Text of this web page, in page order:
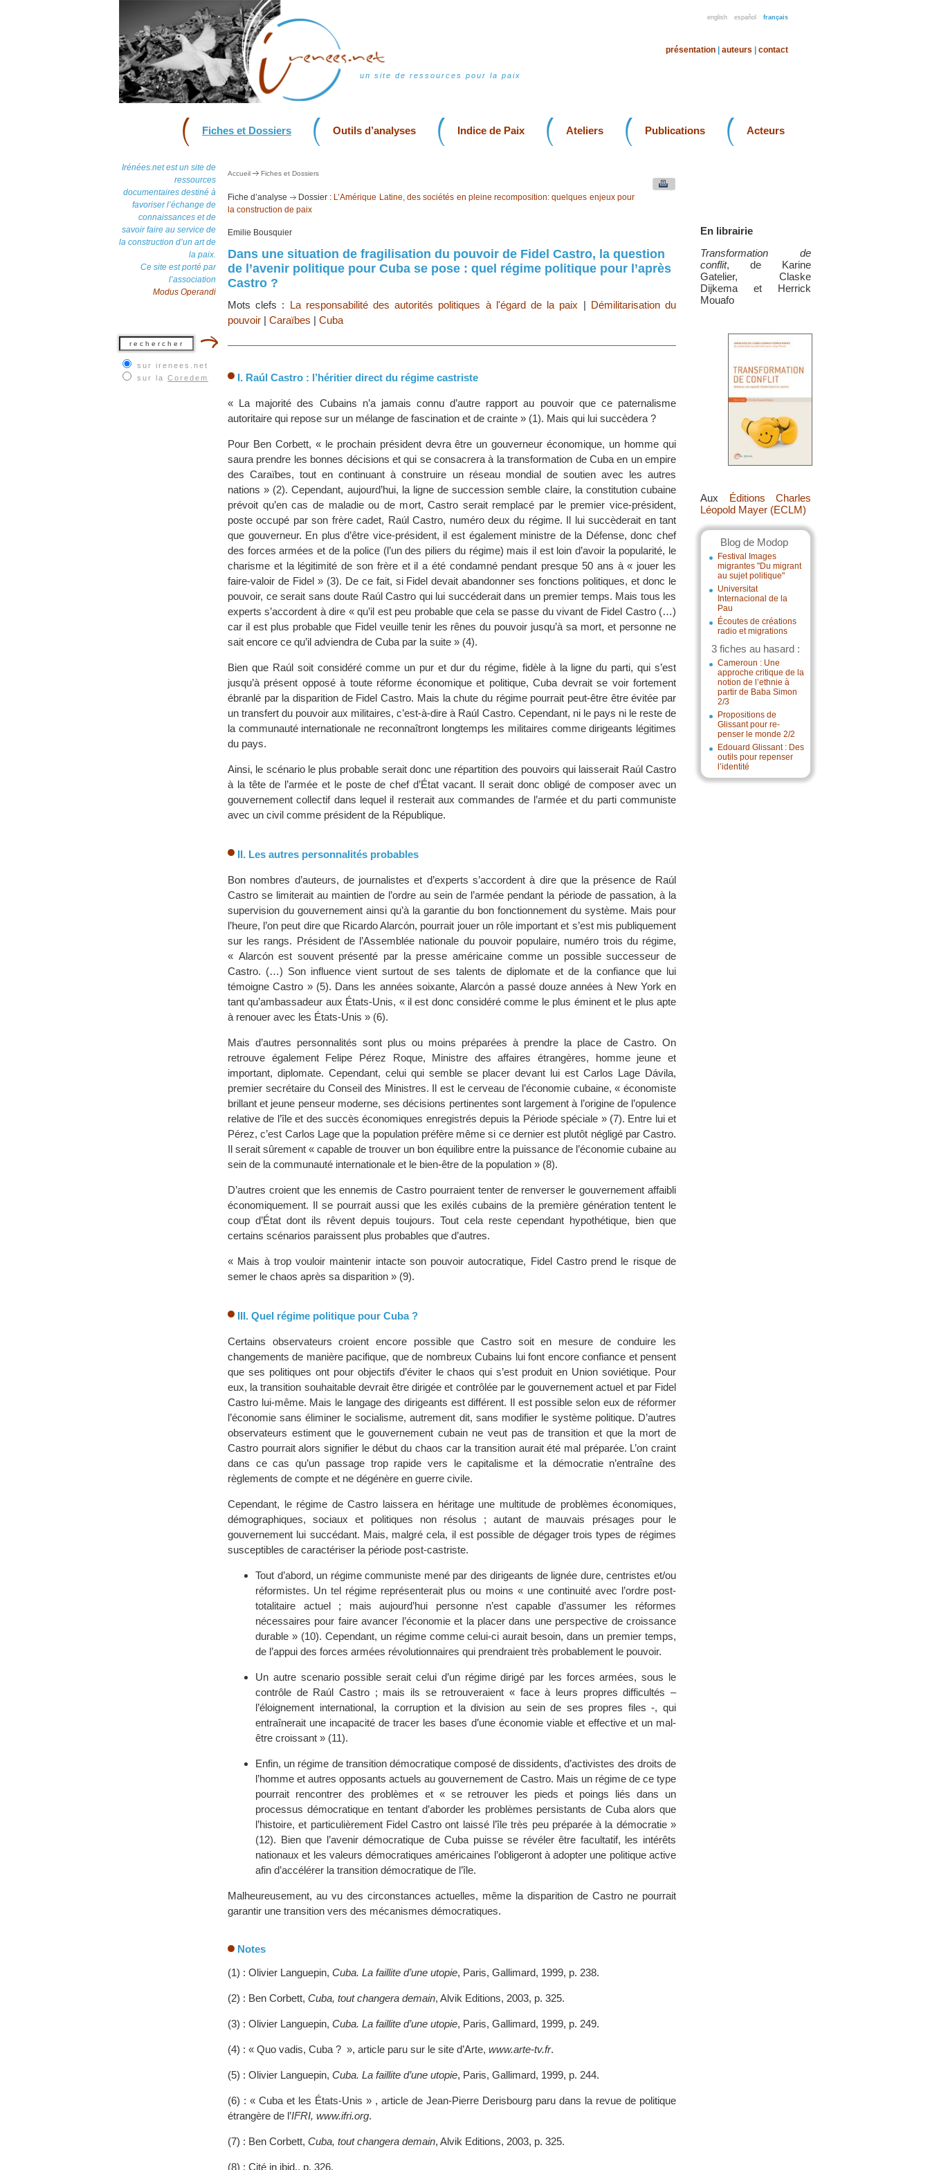
english español français
un site de ressources pour la paix
présentation auteurs contact
Fiches et Dossiers Outils d’analyses Indice de Paix Ateliers Publications Acteurs
Irénées.net est un site de
ressources
documentaires destiné à
favoriser l’échange de
connaissances et de
savoir faire au service de
la construction d’un art de
la paix.
Ce site est porté par
l’association
Modus Operandi
sur irenees.net
sur la Coredem
En librairie
Transformation de
conflit, de Karine
Gatelier, Claske
Dijkema et Herrick
Mouafo
Aux Éditions Charles
Léopold Mayer (ECLM)
Blog de Modop
Festival Images
migrantes "Du migrant
au sujet politique"
Universitat
Internacional de la
Pau
Écoutes de créations
radio et migrations
3 fiches au hasard :
Cameroun : Une
approche critique de la
notion de l’ethnie à
partir de Baba Simon
2/3
Propositions de
Glissant pour re-
penser le monde 2/2
Edouard Glissant : Des
outils pour repenser
l’identité
Accueil Fiches et Dossiers
Fiche d’analyse Dossier : L’Amérique Latine, des sociétés en pleine recomposition: quelques enjeux pour
la construction de paix
Emilie Bousquier
Dans une situation de fragilisation du pouvoir de Fidel Castro, la question
de l’avenir politique pour Cuba se pose : quel régime politique pour l’après
Castro ?
Mots clefs : La responsabilité des autorités politiques à l'égard de la paix | Démilitarisation du
pouvoir | Caraïbes | Cuba
I. Raúl Castro : l’héritier direct du régime castriste
« La majorité des Cubains n’a jamais connu d’autre rapport au pouvoir que ce paternalisme
autoritaire qui repose sur un mélange de fascination et de crainte » (1). Mais qui lui succèdera ?
Pour Ben Corbett, « le prochain président devra être un gouverneur économique, un homme qui
saura prendre les bonnes décisions et qui se consacrera à la transformation de Cuba en un empire
des Caraïbes, tout en continuant à construire un réseau mondial de soutien avec les autres
nations » (2). Cependant, aujourd’hui, la ligne de succession semble claire, la constitution cubaine
prévoit qu’en cas de maladie ou de mort, Castro serait remplacé par le premier vice-président,
poste occupé par son frère cadet, Raúl Castro, numéro deux du régime. Il lui succèderait en tant
que gouverneur. En plus d’être vice-président, il est également ministre de la Défense, donc chef
des forces armées et de la police (l’un des piliers du régime) mais il est loin d’avoir la popularité, le
charisme et la légitimité de son frère et il a été condamné pendant presque 50 ans à « jouer les
faire-valoir de Fidel » (3). De ce fait, si Fidel devait abandonner ses fonctions politiques, et donc le
pouvoir, ce serait sans doute Raúl Castro qui lui succéderait dans un premier temps. Mais tous les
experts s’accordent à dire « qu’il est peu probable que cela se passe du vivant de Fidel Castro (…)
car il est plus probable que Fidel veuille tenir les rênes du pouvoir jusqu’à sa mort, et personne ne
sait encore ce qu’il adviendra de Cuba par la suite » (4).
Bien que Raúl soit considéré comme un pur et dur du régime, fidèle à la ligne du parti, qui s’est
jusqu’à présent opposé à toute réforme économique et politique, Cuba devrait se voir fortement
ébranlé par la disparition de Fidel Castro. Mais la chute du régime pourrait peut-être être évitée par
un transfert du pouvoir aux militaires, c’est-à-dire à Raúl Castro. Cependant, ni le pays ni le reste de
la communauté internationale ne reconnaîtront longtemps les militaires comme dirigeants légitimes
du pays.
Ainsi, le scénario le plus probable serait donc une répartition des pouvoirs qui laisserait Raúl Castro
à la tête de l’armée et le poste de chef d’État vacant. Il serait donc obligé de composer avec un
gouvernement collectif dans lequel il resterait aux commandes de l’armée et du parti communiste
avec un civil comme président de la République.
II. Les autres personnalités probables
Bon nombres d’auteurs, de journalistes et d’experts s’accordent à dire que la présence de Raúl
Castro se limiterait au maintien de l’ordre au sein de l’armée pendant la période de passation, à la
supervision du gouvernement ainsi qu’à la garantie du bon fonctionnement du système. Mais pour
l’heure, l’on peut dire que Ricardo Alarcón, pourrait jouer un rôle important et s’est mis publiquement
sur les rangs. Président de l’Assemblée nationale du pouvoir populaire, numéro trois du régime,
« Alarcón est souvent présenté par la presse américaine comme un possible successeur de
Castro. (…) Son influence vient surtout de ses talents de diplomate et de la confiance que lui
témoigne Castro » (5). Dans les années soixante, Alarcón a passé douze années à New York en
tant qu’ambassadeur aux États-Unis, « il est donc considéré comme le plus éminent et le plus apte
à renouer avec les États-Unis » (6).
Mais d’autres personnalités sont plus ou moins préparées à prendre la place de Castro. On
retrouve également Felipe Pérez Roque, Ministre des affaires étrangères, homme jeune et
important, diplomate. Cependant, celui qui semble se placer devant lui est Carlos Lage Dávila,
premier secrétaire du Conseil des Ministres. Il est le cerveau de l’économie cubaine, « économiste
brillant et jeune penseur moderne, ses décisions pertinentes sont largement à l’origine de l’opulence
relative de l’île et des succès économiques enregistrés depuis la Période spéciale » (7). Entre lui et
Pérez, c’est Carlos Lage que la population préfère même si ce dernier est plutôt négligé par Castro.
Il serait sûrement « capable de trouver un bon équilibre entre la puissance de l’économie cubaine au
sein de la communauté internationale et le bien-être de la population » (8).
D’autres croient que les ennemis de Castro pourraient tenter de renverser le gouvernement affaibli
économiquement. Il se pourrait aussi que les exilés cubains de la première génération tentent le
coup d’État dont ils rêvent depuis toujours. Tout cela reste cependant hypothétique, bien que
certains scénarios paraissent plus probables que d’autres.
« Mais à trop vouloir maintenir intacte son pouvoir autocratique, Fidel Castro prend le risque de
semer le chaos après sa disparition » (9).
III. Quel régime politique pour Cuba ?
Certains observateurs croient encore possible que Castro soit en mesure de conduire les
changements de manière pacifique, que de nombreux Cubains lui font encore confiance et pensent
que ses politiques ont pour objectifs d’éviter le chaos qui s’est produit en Union soviétique. Pour
eux, la transition souhaitable devrait être dirigée et contrôlée par le gouvernement actuel et par Fidel
Castro lui-même. Mais le langage des dirigeants est différent. Il est possible selon eux de réformer
l’économie sans éliminer le socialisme, autrement dit, sans modifier le système politique. D’autres
observateurs estiment que le gouvernement cubain ne veut pas de transition et que la mort de
Castro pourrait alors signifier le début du chaos car la transition aurait été mal préparée. L’on craint
dans ce cas qu’un passage trop rapide vers le capitalisme et la démocratie n’entraîne des
règlements de compte et ne dégénère en guerre civile.
Cependant, le régime de Castro laissera en héritage une multitude de problèmes économiques,
démographiques, sociaux et politiques non résolus ; autant de mauvais présages pour le
gouvernement lui succédant. Mais, malgré cela, il est possible de dégager trois types de régimes
susceptibles de caractériser la période post-castriste.
Tout d’abord, un régime communiste mené par des dirigeants de lignée dure, centristes et/ou
réformistes. Un tel régime représenterait plus ou moins « une continuité avec l’ordre post-
totalitaire actuel ; mais aujourd’hui personne n’est capable d’assumer les réformes
nécessaires pour faire avancer l’économie et la placer dans une perspective de croissance
durable » (10). Cependant, un régime comme celui-ci aurait besoin, dans un premier temps,
de l’appui des forces armées révolutionnaires qui prendraient très probablement le pouvoir.
Un autre scenario possible serait celui d’un régime dirigé par les forces armées, sous le
contrôle de Raúl Castro ; mais ils se retrouveraient « face à leurs propres difficultés –
l’éloignement international, la corruption et la division au sein de ses propres files -, qui
entraînerait une incapacité de tracer les bases d’une économie viable et effective et un mal-
être croissant » (11).
Enfin, un régime de transition démocratique composé de dissidents, d’activistes des droits de
l’homme et autres opposants actuels au gouvernement de Castro. Mais un régime de ce type
pourrait rencontrer des problèmes et « se retrouver les pieds et poings liés dans un
processus démocratique en tentant d’aborder les problèmes persistants de Cuba alors que
l’histoire, et particulièrement Fidel Castro ont laissé l’île très peu préparée à la démocratie »
(12). Bien que l’avenir démocratique de Cuba puisse se révéler être facultatif, les intérêts
nationaux et les valeurs démocratiques américaines l’obligeront à adopter une politique active
afin d’accélérer la transition démocratique de l’île.
Malheureusement, au vu des circonstances actuelles, même la disparition de Castro ne pourrait
garantir une transition vers des mécanismes démocratiques.
Notes
(1) : Olivier Languepin, Cuba. La faillite d’une utopie, Paris, Gallimard, 1999, p. 238.
(2) : Ben Corbett, Cuba, tout changera demain, Alvik Editions, 2003, p. 325.
(3) : Olivier Languepin, Cuba. La faillite d’une utopie, Paris, Gallimard, 1999, p. 249.
(4) : « Quo vadis, Cuba ? », article paru sur le site d’Arte, www.arte-tv.fr.
(5) : Olivier Languepin, Cuba. La faillite d’une utopie, Paris, Gallimard, 1999, p. 244.
(6) : « Cuba et les États-Unis » , article de Jean-Pierre Derisbourg paru dans la revue de politique
étrangère de l’IFRI, www.ifri.org.
(7) : Ben Corbett, Cuba, tout changera demain, Alvik Editions, 2003, p. 325.
(8) : Cité in ibid., p. 326.